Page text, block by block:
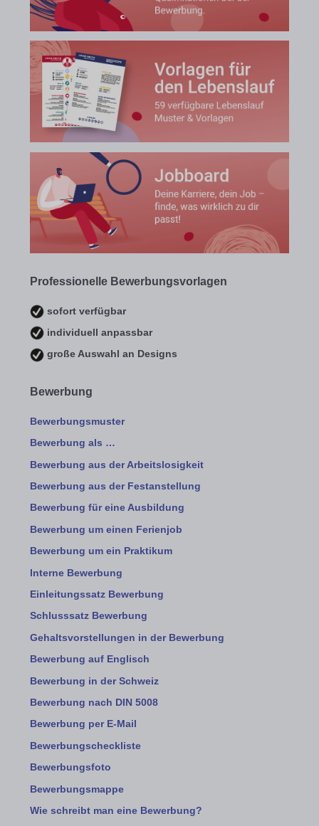
Professionelle Bewerbungsvorlagen
sofort verfügbar
individuell anpassbar
große Auswahl an Designs
Bewerbung
Bewerbungsmuster
Bewerbung als …
Bewerbung aus der Arbeitslosigkeit
Bewerbung aus der Festanstellung
Bewerbung für eine Ausbildung
Bewerbung um einen Ferienjob
Bewerbung um ein Praktikum
Interne Bewerbung
Einleitungssatz Bewerbung
Schlusssatz Bewerbung
Gehaltsvorstellungen in der Bewerbung
Bewerbung auf Englisch
Bewerbung in der Schweiz
Bewerbung nach DIN 5008
Bewerbung per E-Mail
Bewerbungscheckliste
Bewerbungsfoto
Bewerbungsmappe
Wie schreibt man eine Bewerbung?